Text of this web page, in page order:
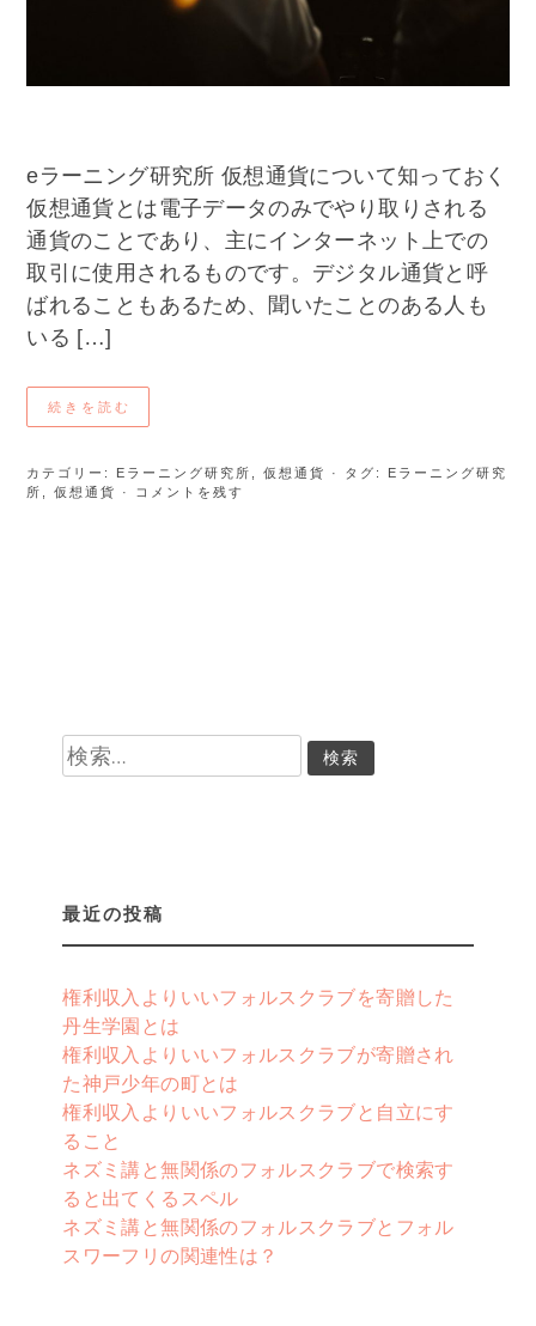
eラーニング研究所 仮想通貨について知っておく
仮想通貨とは電子データのみでやり取りされる
通貨のことであり、主にインターネット上での
取引に使用されるものです。デジタル通貨と呼
ばれることもあるため、聞いたことのある人も
いる […]
続きを読む
カテゴリー: Eラーニング研究所 ,仮想通貨 · タグ: Eラーニング研究
所
,仮想通貨 · コメントを残す
検
索:
最近の投稿
権利収入よりいいフォルスクラブを寄贈した
丹生学園とは
権利収入よりいいフォルスクラブが寄贈され
た神戸少年の町とは
権利収入よりいいフォルスクラブと自立にす
ること
ネズミ講と無関係のフォルスクラブで検索す
ると出てくるスペル
ネズミ講と無関係のフォルスクラブとフォル
スワーフリの関連性は？